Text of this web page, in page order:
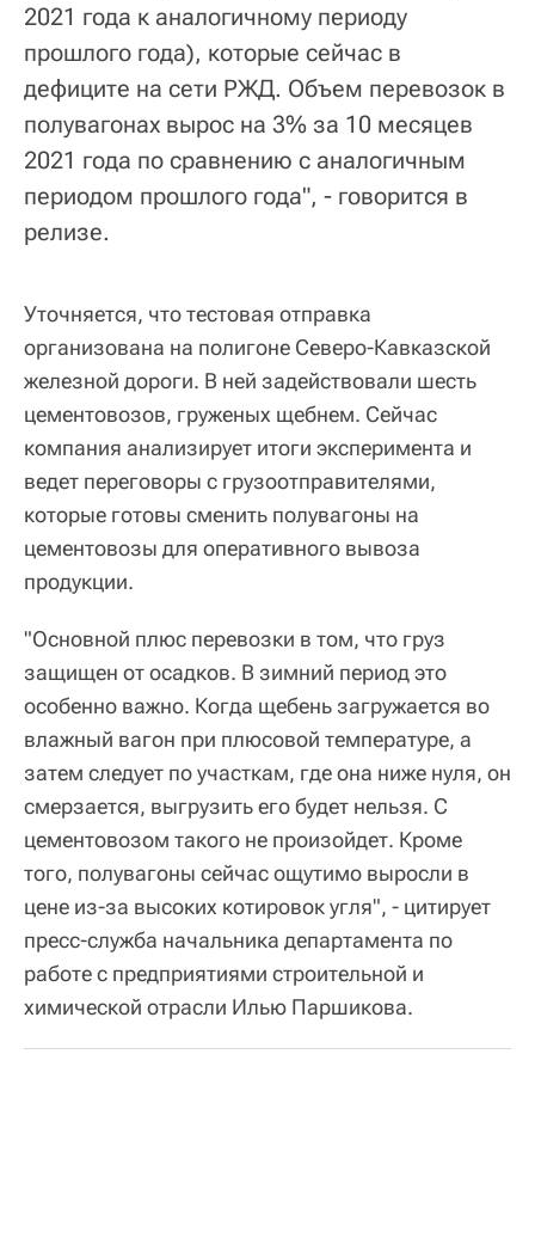
2021 года к аналогичному периоду
прошлого года), которые сейчас в
дефиците на сети РЖД. Объем перевозок в
полувагонах вырос на 3% за 10 месяцев
2021 года по сравнению с аналогичным
периодом прошлого года", - говорится в
релизе.
Уточняется, что тестовая отправка
организована на полигоне Северо-Кавказской
железной дороги. В ней задействовали шесть
цементовозов, груженых щебнем. Сейчас
компания анализирует итоги эксперимента и
ведет переговоры с грузоотправителями,
которые готовы сменить полувагоны на
цементовозы для оперативного вывоза
продукции.
"Основной плюс перевозки в том, что груз
защищен от осадков. В зимний период это
особенно важно. Когда щебень загружается во
влажный вагон при плюсовой температуре, а
затем следует по участкам, где она ниже нуля, он
смерзается, выгрузить его будет нельзя. С
цементовозом такого не произойдет. Кроме
того, полувагоны сейчас ощутимо выросли в
цене из-за высоких котировок угля", - цитирует
пресс-служба начальника департамента по
работе с предприятиями строительной и
химической отрасли Илью Паршикова.